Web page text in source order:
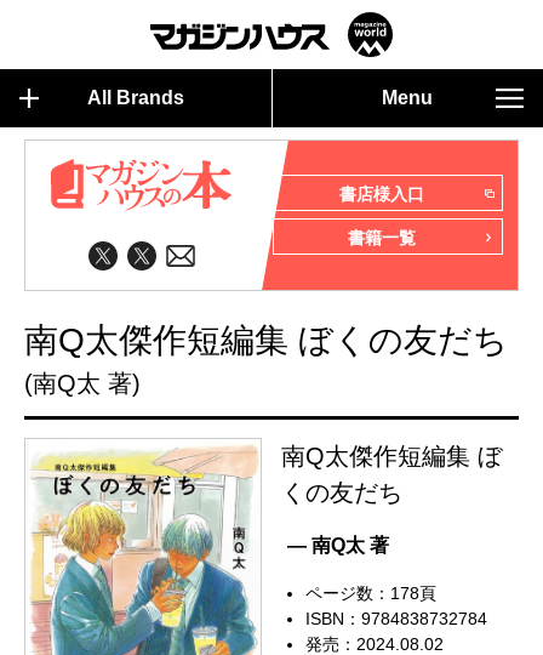
All Brands Menu
書店様入口
書籍一覧
南Q太傑作短編集 ぼくの友だち
(南Q太 著)
南Q太傑作短編集 ぼ
くの友だち
— 南Q太 著
ページ数：178頁
ISBN：9784838732784
発売：2024.08.02